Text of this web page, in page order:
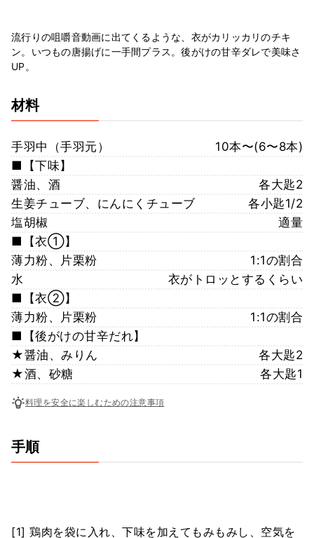
流行りの咀嚼音動画に出てくるような、衣がカリッカリのチキ
ン。いつもの唐揚げに一手間プラス。後がけの甘辛ダレで美味さ
UP。
材料
手羽中（手羽元）
10本〜(6〜8本)
■【下味】
醤油、酒
各大匙2
生姜チューブ、にんにくチューブ
各小匙1/2
塩胡椒
適量
■【衣①】
薄力粉、片栗粉
1:1の割合
水
衣がトロッとするくらい
■【衣②】
薄力粉、片栗粉
1:1の割合
■【後がけの甘辛だれ】
★醤油、みりん
各大匙2
★酒、砂糖
各大匙1
料理を安全に楽しむための注意事項
手順
[1] 鶏肉を袋に入れ、下味を加えてもみもみし、空気を